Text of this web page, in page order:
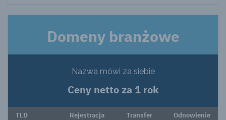
Domeny branżowe
Nazwa mówi za siebie
Ceny netto za 1 rok
TLD Rejestracja Transfer Odnowienie